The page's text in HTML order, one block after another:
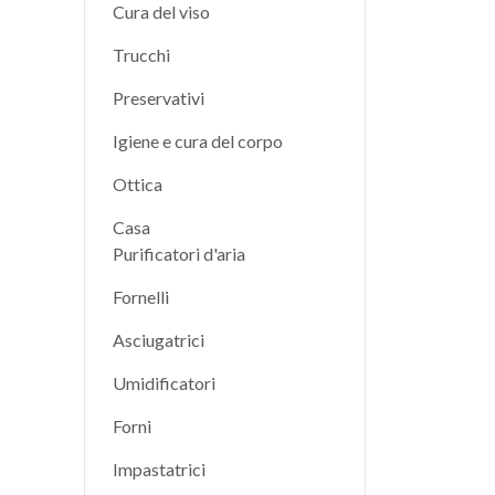
Cura del viso
Trucchi
Preservativi
Igiene e cura del corpo
Ottica
Casa
Purificatori d'aria
Fornelli
Asciugatrici
Umidificatori
Forni
Impastatrici